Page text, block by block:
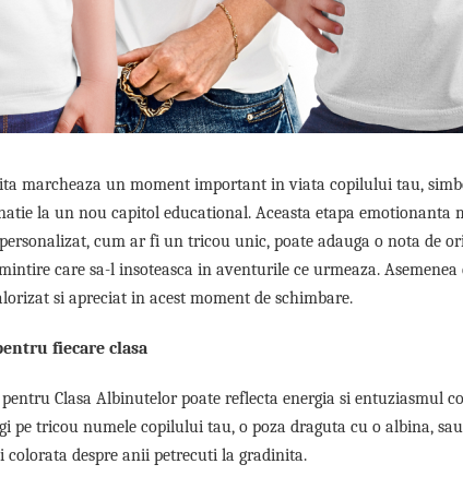
marcheaza un moment important in viata copilului tau,
la un nou capitol educational. Aceasta etapa emotionanta
cum ar fi un tricou unic, poate adauga o nota de
care sa-l insoteasca in aventurile ce urmeaza.
si apreciat in acest moment de schimbare.
fiecare clasa
Clasa Albinutelor poate reflecta energia si entuziasmul
pe tricou numele copilului tau, o poza draguta cu o albina,
colorata despre anii petrecuti la gradinita.